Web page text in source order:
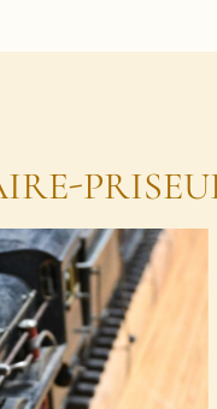
ADJUGÉ : 70€